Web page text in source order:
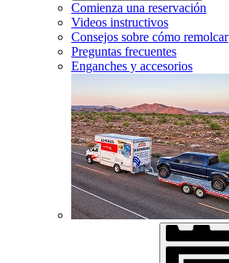
Comienza una reservación
Videos instructivos
Consejos sobre cómo remolcar
Preguntas frecuentes
Enganches y accesorios